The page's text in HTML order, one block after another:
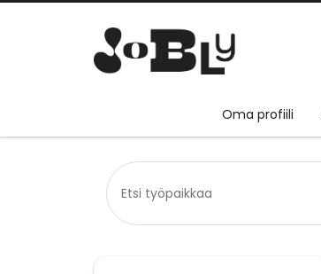
Oma profiili